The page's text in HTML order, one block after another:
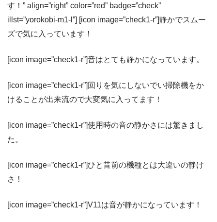
す！” align=”right” color=”red” badge=”check”
illst=”yorokobi-m1-l”] [icon image=”check1-r”]静かでスムー
ズで気に入っています！
[icon image=”check1-r”]音はとても静かになっています。
[icon image=”check1-r”]回りを気にしないでい掃除機をか
けることが出来流ので大変気に入ってます！
[icon image=”check1-r”]使用時の音の静かさには驚きまし
た。
[icon image=”check1-r”]ひと昔前の機種とは大違いの静け
さ！
[icon image=”check1-r”]V11は音が静かになっています！